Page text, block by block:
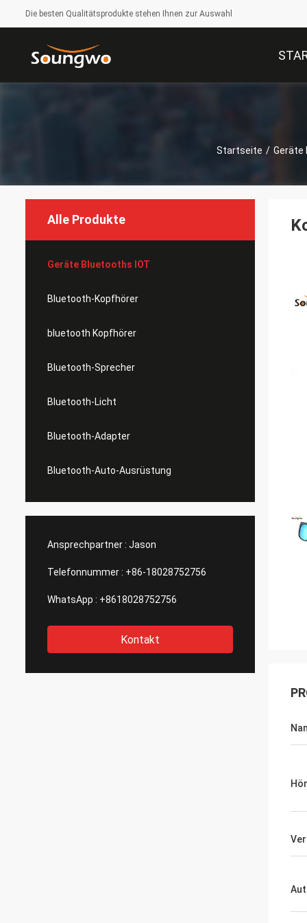
Die besten Qualitätsprodukte stehen Ihnen zur Auswahl
Startseite / Geräte
Alle Produkte
Geräte Bluetooths IOT
Bluetooth-Kopfhörer
bluetooth Kopfhörer
Bluetooth-Sprecher
Bluetooth-Licht
Bluetooth-Adapter
Bluetooth-Auto-Ausrüstung
Ansprechpartner : Jason
Telefonnummer : +86-18028752756
WhatsApp : +8618028752756
Kontakt